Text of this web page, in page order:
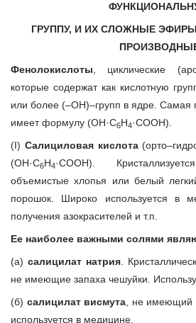
ГРУППУ, И ИХ СЛОЖНЫЕ
Фенолокислоты , циклические
которые содержат как кислотную
или более (–ОН)–групп в ядре. Самая
имеет формулу (ОН·С6Н4·СООН).
(I) Салициловая кислота
(ОН·С6Н4·СООН).
объемистые хлопья или белый
порошок. Широко используется в
получения азокрасителей и т.п.
Ее наиболее важными солями
(а) салицилат натрия.
не имеющие запаха чешуйки.
(б) салицилат висмута , не имеющий
используется в медицине.